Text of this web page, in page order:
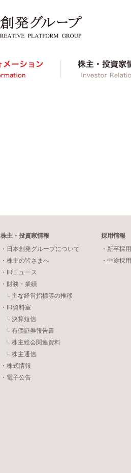
インフォメーション
株主・投資家情報
・日本創発グループについて
・株主の皆さまへ
・IRニュース
・財務・業績
主な経営指標等の推移
・IR資料室
決算短信
有価証券報告書
株主総会関連資料
株主通信
・株式情報
・電子公告
採用情報
・新卒採用
・中途採用